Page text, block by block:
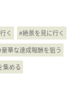
く
#絶景を見に行く
豪華な達成報酬を狙う
集める